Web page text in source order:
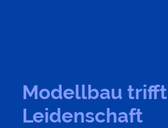
Modellbau trifft
Leidenschaft